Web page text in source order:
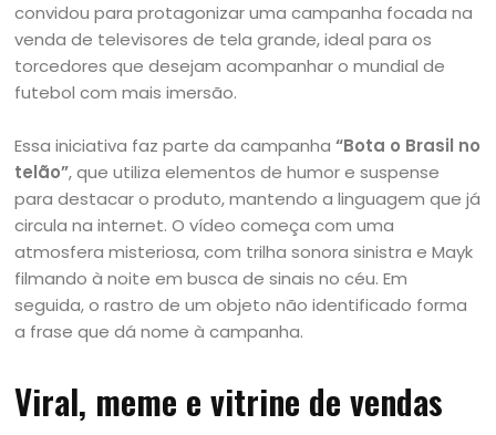
convidou para protagonizar uma campanha focada na
venda de televisores de tela grande, ideal para os
torcedores que desejam acompanhar o mundial de
futebol com mais imersão.
Essa iniciativa faz parte da campanha“Bota o Brasil no
telão”, que utiliza elementos de humor e suspense
para destacar o produto, mantendo a linguagem que já
circula na internet. O vídeo começa com uma
atmosfera misteriosa, com trilha sonora sinistra e Mayk
filmando à noite em busca de sinais no céu. Em
seguida, o rastro de um objeto não identificado forma
a frase que dá nome à campanha.
Viral, meme e vitrine de vendas